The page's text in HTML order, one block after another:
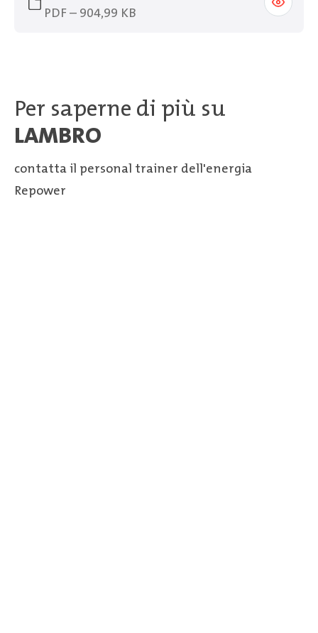
PDF – 904,99 KB
Per saperne di più su
LAMBRO
contatta il personal trainer dell'energia
Repower